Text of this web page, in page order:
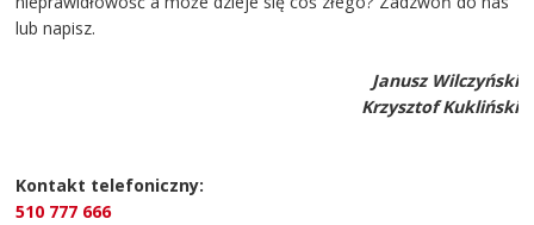
lub napisz.
Janusz Wilczyński
Krzysztof Kukliński
Kontakt telefoniczny:
510 777 666